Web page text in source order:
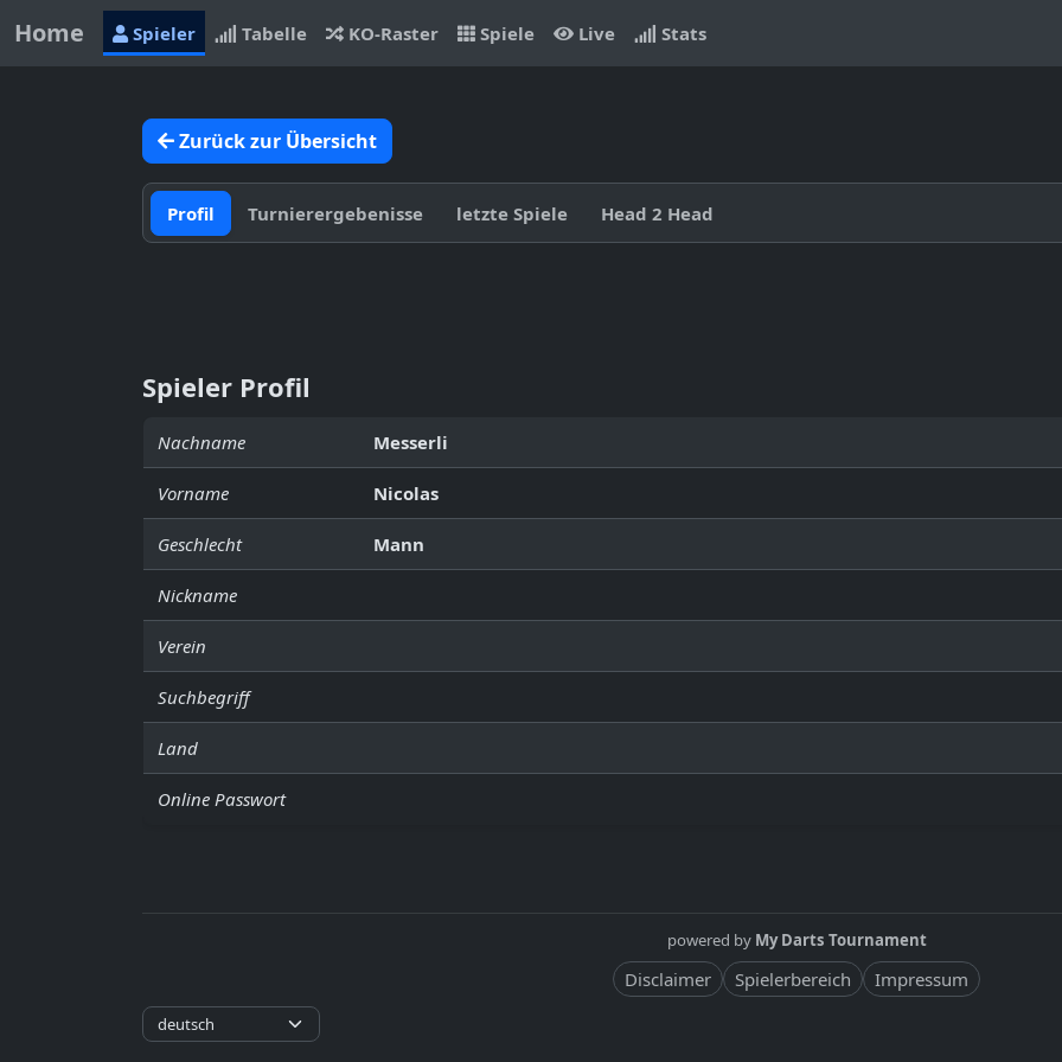
Home Spieler Tabelle KO-Raster Spiele Live Stats
Zurück zur Übersicht
Profil Turnierergebenisse letzte Spiele Head 2 Head
Spieler Profil
Nachname Messerli
Vorname Nicolas
Geschlecht Mann
Nickname
Verein
Suchbegriff
Land
Online Passwort
powered by My Darts Tournament
Disclaimer Spielerbereich Impressum